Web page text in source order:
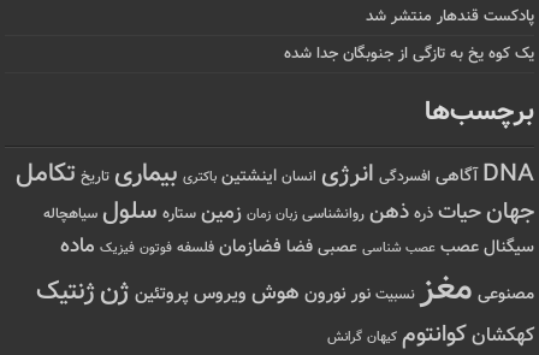
پادکست قندهار منتشر شد
یک کوه یخ به تازگی از جنوبگان جدا شده
برچسب‌ها
DNA آگاهی افسردگی انرژی انسان اینشتین باکتری بیماری تاریخ تکامل
جهانحیات ذره ذهن روانشناسی زبان زمان زمین ستاره سلول سیاهچاله
سیگنال عصب عصب شناسی عصبی فضا فضازمان فلسفه فوتون فیزیک ماده
مصنوعی مغز نسبیت نور نورون هوش ویروس پروتئین ژنژنتیک
کهکشانکوانتوم کیهان گرانش